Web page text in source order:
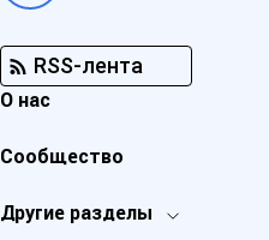
RSS-лента
Другие разделы
О нас
Сообщество